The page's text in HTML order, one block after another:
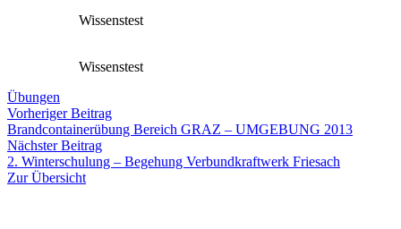
Wissenstest
Wissenstest
Übungen
Beitragsnavigation
Vorheriger BeitragVorheriger
Beitrag:
Brandcontainerübung Bereich GRAZ – UMGEBUNG 2013
Nächster BeitragNächster
Beitrag:
2. Winterschulung – Begehung Verbundkraftwerk Friesach
Zur Übersicht